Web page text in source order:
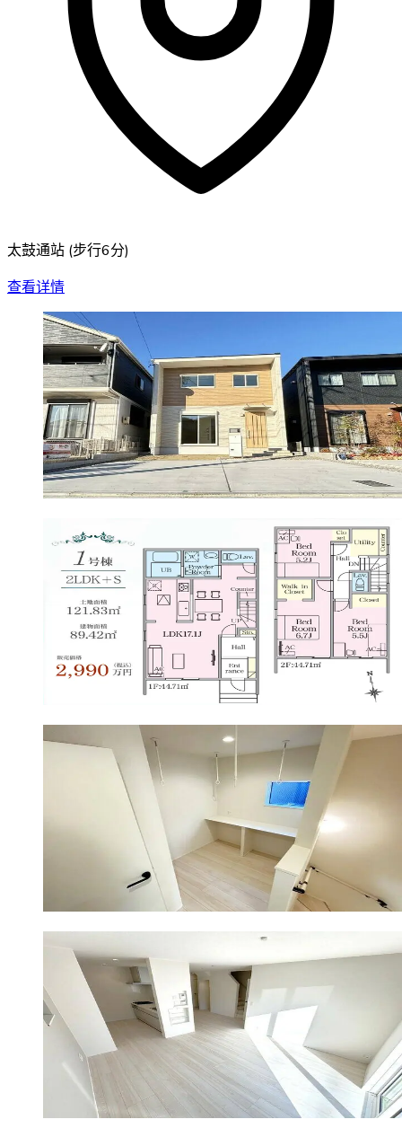
太鼓通站 (步行6分)
查看详情